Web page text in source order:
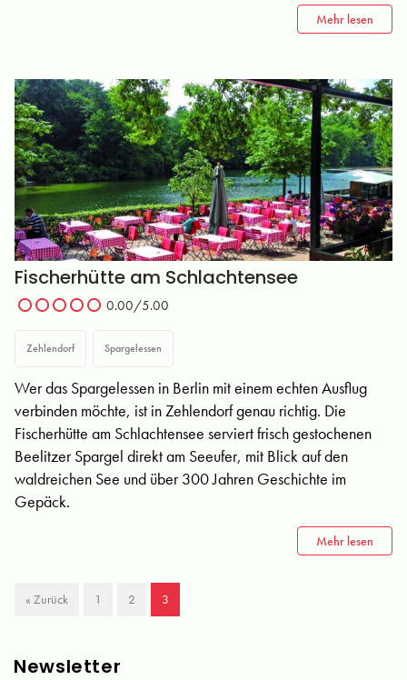
Mehr lesen
Fischerhütte am Schlachtensee
0.00/5.00
Zehlendorf Spargelessen
Wer das Spargelessen in Berlin mit einem echten Ausflug
verbinden möchte, ist in Zehlendorf genau richtig. Die
Fischerhütte am Schlachtensee serviert frisch gestochenen
Beelitzer Spargel direkt am Seeufer, mit Blick auf den
waldreichen See und über 300 Jahren Geschichte im
Gepäck.
Mehr lesen
« Zurück 1 2 3
Newsletter